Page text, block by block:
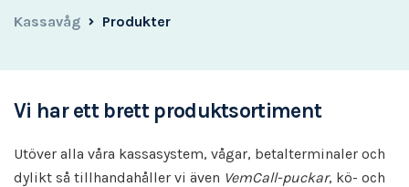
Kassavåg Produkter
Vi har ett brett produktsortiment
Utöver alla våra kassasystem, vågar, betalterminaler och
dylikt så tillhandahåller vi även VemCall-puckar, kö- och